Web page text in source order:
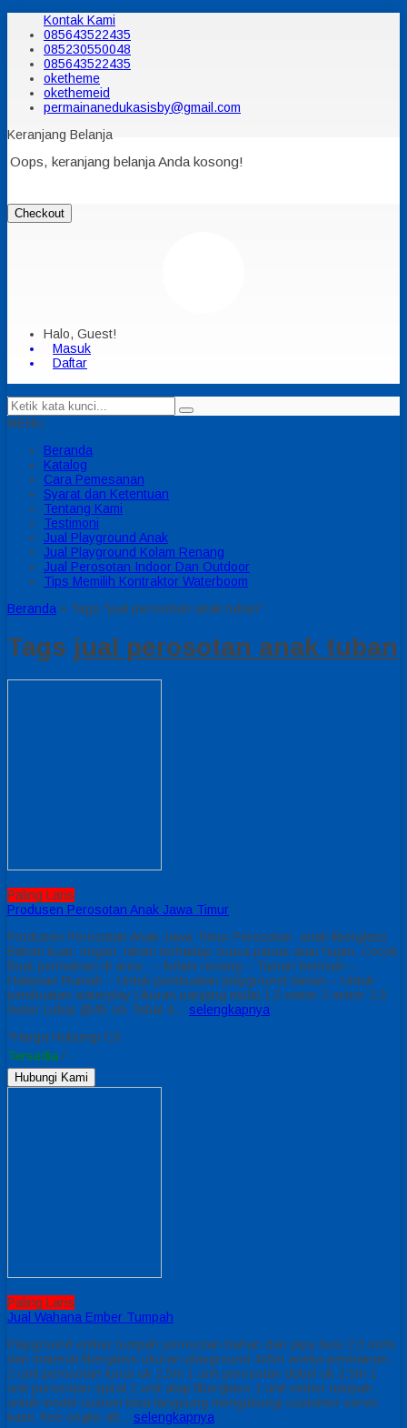
Kontak Kami
085643522435
085230550048
085643522435
oketheme
okethemeid
permainanedukasisby@gmail.com
Keranjang Belanja
Oops, keranjang belanja Anda kosong!
Checkout
Halo, Guest!
Masuk
Daftar
MENU
Beranda
Katalog
Cara Pemesanan
Syarat dan Ketentuan
Tentang Kami
Testimoni
Jual Playground Anak
Jual Playground Kolam Renang
Jual Perosotan Indoor Dan Outdoor
Tips Memilih Kontraktor Waterboom
Beranda » Tags "jual perosotan anak tuban"
Tags jual perosotan anak tuban
Paling Laris
Produsen Perosotan Anak Jawa Timur
Produsen Perosotan Anak Jawa Timur Perosotan anak fiberglass
Bahan kuat, ringan, tahan terhadap cuaca panas atau hujan. Cocok
Buat permainan di area : – kolam renang – Taman bermain –
Halaman Rumah – Untuk pembuatan playground taman – Untuk
pembuatan waterplay Ukuran panjang mulai 1,5 meter 2 meter 2,5
meter Lebar @45 cm Tebal 4… selengkapnya
*Harga Hubungi CS
Tersedia / -
Hubungi Kami
Paling Laris
Jual Wahana Ember Tumpah
Playground ember tumpah perosotan bahan dari pipa besi 2,5 inchi
dan material fiberglass ukuran playground 4x5m aneka permainan :
2 unit perosotan lurus uk 2,5m 1 unit perosotan dobel uk 2,5m 1
unit perosotan spiral 1 unit atap fiberglass 1 unit ember tumpah
untuk model custom bisa langsung mengubungi customer servic
kami. free ongkir all… selengkapnya